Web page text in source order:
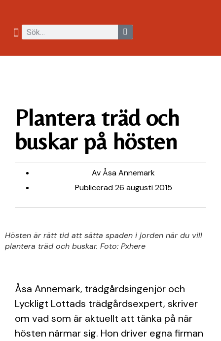
Plantera träd och
buskar på hösten
AvÅsa Annemark
Publicerad 26 augusti 2015
Hösten är rätt tid att sätta spaden i jorden när du vill
plantera träd och buskar. Foto: Pxhere
Åsa Annemark, trädgårdsingenjör och
Lyckligt Lottads trädgårdsexpert, skriver
om vad som är aktuellt att tänka på när
hösten närmar sig. Hon driver egna firman